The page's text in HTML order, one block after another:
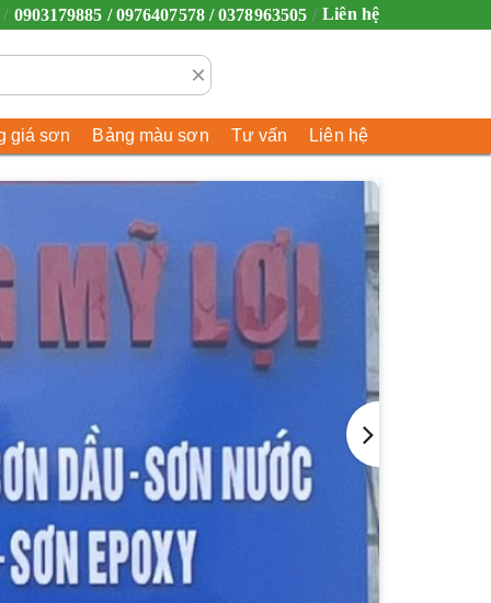
0903179885 / 0976407578 / 0378963505 Liên hệ
×
giá sơn Bảng màu sơn Tư vấn Liên hệ